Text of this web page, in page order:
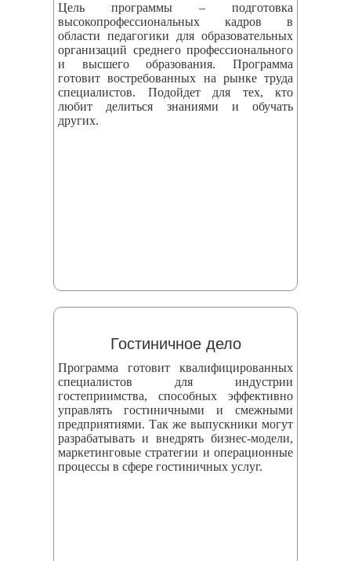
Цель программы – подготовка
высокопрофессиональных кадров в
области педагогики для образовательных
организаций среднего профессионального
и высшего образования. Программа
готовит востребованных на рынке труда
специалистов. Подойдет для тех, кто
любит делиться знаниями и обучать
других.
Гостиничное дело
Программа готовит квалифицированных
специалистов для индустрии
гостеприимства, способных эффективно
управлять гостиничными и смежными
предприятиями. Так же выпускники могут
разрабатывать и внедрять бизнес‑модели,
маркетинговые стратегии и операционные
процессы в сфере гостиничных услуг.